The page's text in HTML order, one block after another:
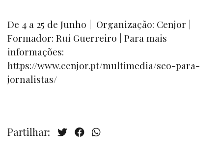
De 4 a 25 de Junho | Organização: Cenjor |
Formador: Rui Guerreiro | Para mais
informações:
https://www.cenjor.pt/multimedia/seo-para-
jornalistas/
Partilhar: